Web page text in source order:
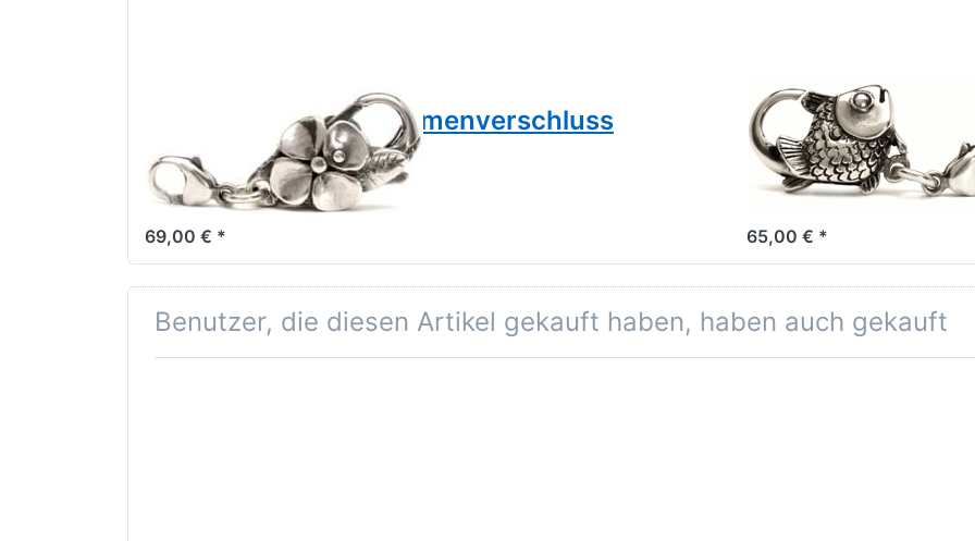
Trollbeads Großer Blumenverschluss
TAGLO-00001
Für das Lederarmband nicht geeignet!!!
69,00 € *
TROLLBEADS
Großer
RETIRED 2023
Für das Lederarmband nicht
65,00 € *
Benutzer, die diesen Artikel gekauft haben, haben auch gekauft